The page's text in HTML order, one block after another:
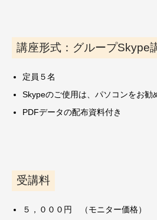
講座形式：グループSkype
定員５名
Skypeのご使用は、パソコンをお勧
PDFデータの配布資料付き
受講料
５，０００円 （モニター価格）